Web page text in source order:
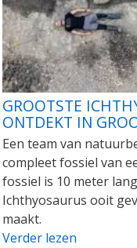
GROOTSTE
ONTDEKT IN
Een team van
compleet fossiel van
fossiel is 10 meter
Ichthyosaurus ooit
maakt.
Verder lezen